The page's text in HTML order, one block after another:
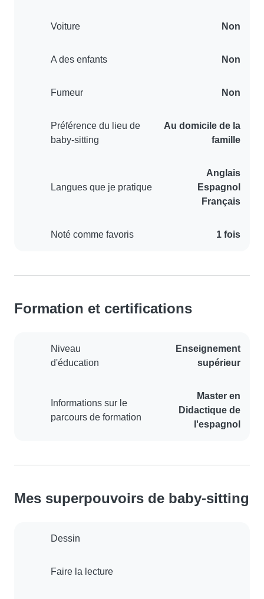
Voiture Non
A des enfants Non
Fumeur Non
Préférence du lieu de
baby-sitting
Au domicile de la
famille
Langues que je pratique
Anglais
Espagnol
Français
Noté comme favoris 1 fois
Formation et certifications
Niveau
d'éducation
Enseignement
supérieur
Informations sur le
parcours de formation
Master en
Didactique de
l'espagnol
Mes superpouvoirs de baby-sitting
Dessin
Faire la lecture